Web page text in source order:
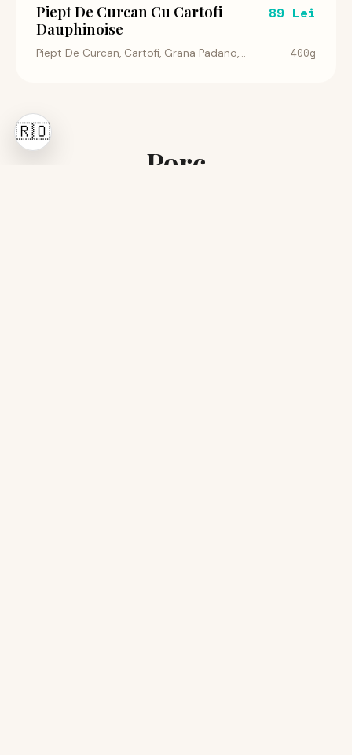
Piept De Curcan Cu Cartofi
Dauphinoise
89 Lei
Piept De Curcan, Cartofi, Grana Padano,... 400g
Porc
🇷🇴